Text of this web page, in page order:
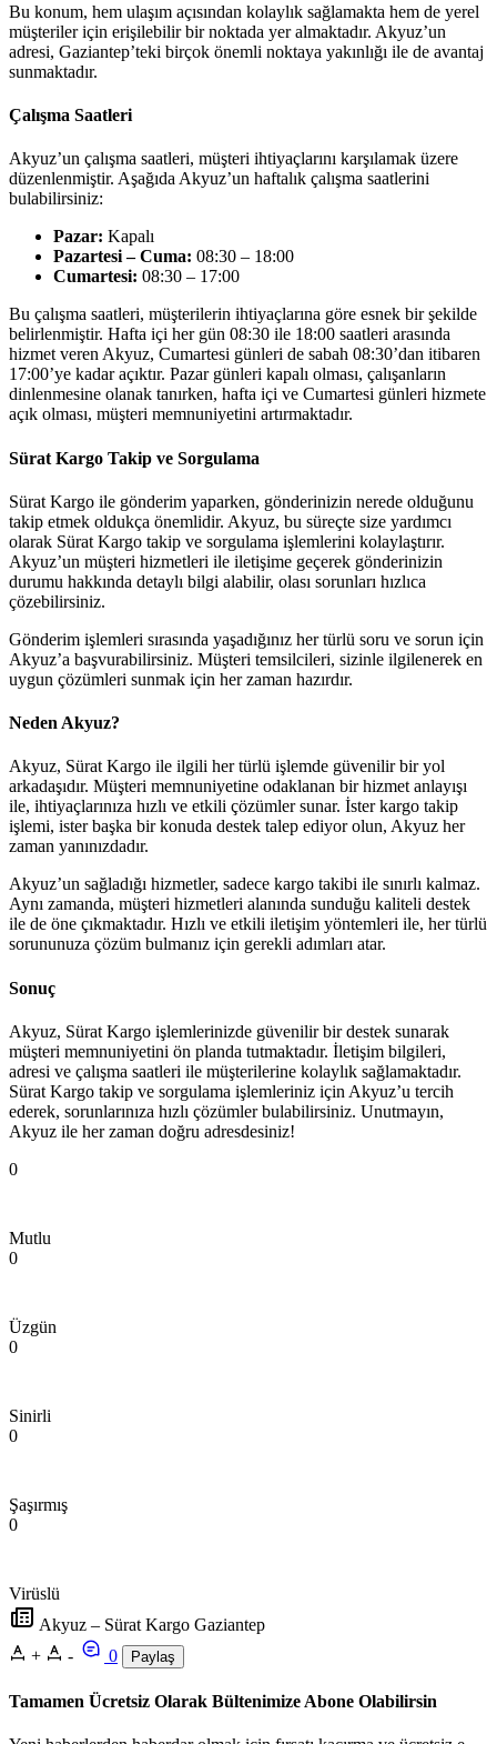
Bu konum, hem ulaşım açısından kolaylık sağlamakta hem de yerel
müşteriler için erişilebilir bir noktada yer almaktadır. Akyuz’un
adresi, Gaziantep’teki birçok önemli noktaya yakınlığı ile de avantaj
sunmaktadır.
Çalışma Saatleri
Akyuz’un çalışma saatleri, müşteri ihtiyaçlarını karşılamak üzere
düzenlenmiştir. Aşağıda Akyuz’un haftalık çalışma saatlerini
bulabilirsiniz:
Pazar: Kapalı
Pazartesi – Cuma: 08:30 – 18:00
Cumartesi: 08:30 – 17:00
Bu çalışma saatleri, müşterilerin ihtiyaçlarına göre esnek bir şekilde
belirlenmiştir. Hafta içi her gün 08:30 ile 18:00 saatleri arasında
hizmet veren Akyuz, Cumartesi günleri de sabah 08:30’dan itibaren
17:00’ye kadar açıktır. Pazar günleri kapalı olması, çalışanların
dinlenmesine olanak tanırken, hafta içi ve Cumartesi günleri hizmete
açık olması, müşteri memnuniyetini artırmaktadır.
Sürat Kargo Takip ve Sorgulama
Sürat Kargo ile gönderim yaparken, gönderinizin nerede olduğunu
takip etmek oldukça önemlidir. Akyuz, bu süreçte size yardımcı
olarak Sürat Kargo takip ve sorgulama işlemlerini kolaylaştırır.
Akyuz’un müşteri hizmetleri ile iletişime geçerek gönderinizin
durumu hakkında detaylı bilgi alabilir, olası sorunları hızlıca
çözebilirsiniz.
Gönderim işlemleri sırasında yaşadığınız her türlü soru ve sorun için
Akyuz’a başvurabilirsiniz. Müşteri temsilcileri, sizinle ilgilenerek en
uygun çözümleri sunmak için her zaman hazırdır.
Neden Akyuz?
Akyuz, Sürat Kargo ile ilgili her türlü işlemde güvenilir bir yol
arkadaşıdır. Müşteri memnuniyetine odaklanan bir hizmet anlayışı
ile, ihtiyaçlarınıza hızlı ve etkili çözümler sunar. İster kargo takip
işlemi, ister başka bir konuda destek talep ediyor olun, Akyuz her
zaman yanınızdadır.
Akyuz’un sağladığı hizmetler, sadece kargo takibi ile sınırlı kalmaz.
Aynı zamanda, müşteri hizmetleri alanında sunduğu kaliteli destek
ile de öne çıkmaktadır. Hızlı ve etkili iletişim yöntemleri ile, her türlü
sorununuza çözüm bulmanız için gerekli adımları atar.
Sonuç
Akyuz, Sürat Kargo işlemlerinizde güvenilir bir destek sunarak
müşteri memnuniyetini ön planda tutmaktadır. İletişim bilgileri,
adresi ve çalışma saatleri ile müşterilerine kolaylık sağlamaktadır.
Sürat Kargo takip ve sorgulama işlemleriniz için Akyuz’u tercih
ederek, sorunlarınıza hızlı çözümler bulabilirsiniz. Unutmayın,
Akyuz ile her zaman doğru adresdesiniz!
0
Mutlu
0
Üzgün
0
Sinirli
0
Şaşırmış
0
Virüslü
Akyuz – Sürat Kargo Gaziantep
+
- 0 Paylaş
Tamamen Ücretsiz Olarak Bültenimize Abone Olabilirsin